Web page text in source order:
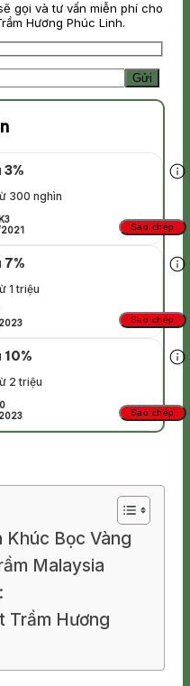
gọi và tư vấn miễn phí cho
Hương Phúc Linh.
3%
300 nghìn
Sao chép
7%
1 triệu
Sao chép
10%
2 triệu
Sao chép
Khúc Bọc Vàng
Malaysia
Trầm Hương